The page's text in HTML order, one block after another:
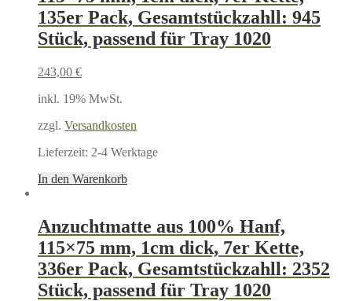
135er Pack, Gesamtstückzahll: 945
Stück, passend für Tray 1020
243,00 €
inkl. 19% MwSt.
zzgl. Versandkosten
Lieferzeit: 2-4 Werktage
In den Warenkorb
Anzuchtmatte aus 100% Hanf,
115×75 mm, 1cm dick, 7er Kette,
336er Pack, Gesamtstückzahll: 2352
Stück, passend für Tray 1020